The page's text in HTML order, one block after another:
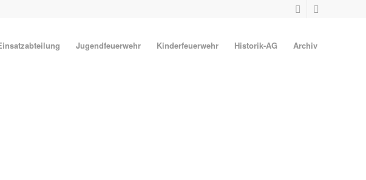
Jugendfeuerwehr Kinderfeuerwehr Historik-AG Archiv